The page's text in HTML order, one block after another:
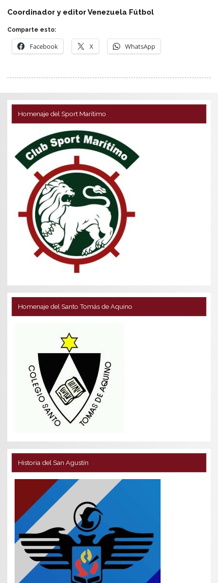
Coordinador y editor Venezuela Fútbol
Comparte esto:
Facebook X WhatsApp
Homenaje del Sport Marítimo
Homenaje del Santo Tomás de Aquino
Historia del San Agustín